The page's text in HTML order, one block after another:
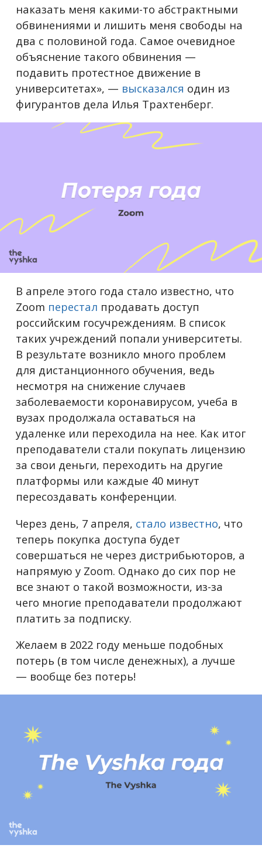
наказать меня какими-то абстрактными
обвинениями и лишить меня свободы на
два с половиной года. Самое очевидное
объяснение такого обвинения —
подавить протестное движение в
университетах», — высказался один из
фигурантов дела Илья Трахтенберг.
В апреле этого года стало известно, что
Zoom перестал продавать доступ
российским госучреждениям. В список
таких учреждений попали университеты.
В результате возникло много проблем
для дистанционного обучения, ведь
несмотря на снижение случаев
заболеваемости коронавирусом, учеба в
вузах продолжала оставаться на
удаленке или переходила на нее. Как итог
преподаватели стали покупать лицензию
за свои деньги, переходить на другие
платформы или каждые 40 минут
пересоздавать конференции.
Через день, 7 апреля, стало известно, что
теперь покупка доступа будет
совершаться не через дистрибьюторов, а
напрямую у Zoom. Однако до сих пор не
все знают о такой возможности, из-за
чего многие преподаватели продолжают
платить за подписку.
Желаем в 2022 году меньше подобных
потерь (в том числе денежных), а лучше
— вообще без потерь!